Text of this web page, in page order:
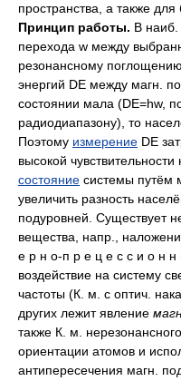
пространства, а также
Принцип работы. В наиб.
перехода w между
резонансному
энергий DE между магн.
состоянии мала (DE=hw,
радиодиапазону), то
Поэтому измерение DE
высокой
состояние системы путём
увеличить разность
подуровней. Существует
вещества, напр.,
е р н о-п р е ц е с с и о н
воздействие на систему
частоты (К. м. с оптич.
других лежит явление
также К. м.
ориентации атомов и
антипересечения магн.